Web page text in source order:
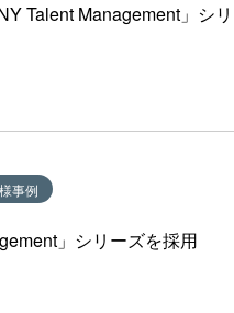
Talent Management」シ
事例
」シリーズを採用